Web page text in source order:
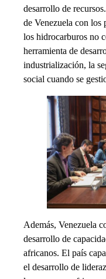
desarrollo de
de Venezuela con los
los hidrocarburos no
herramienta de
industrialización, la
social cuando se
Además, Venezuela
desarrollo de
africanos. El país
el desarrollo de